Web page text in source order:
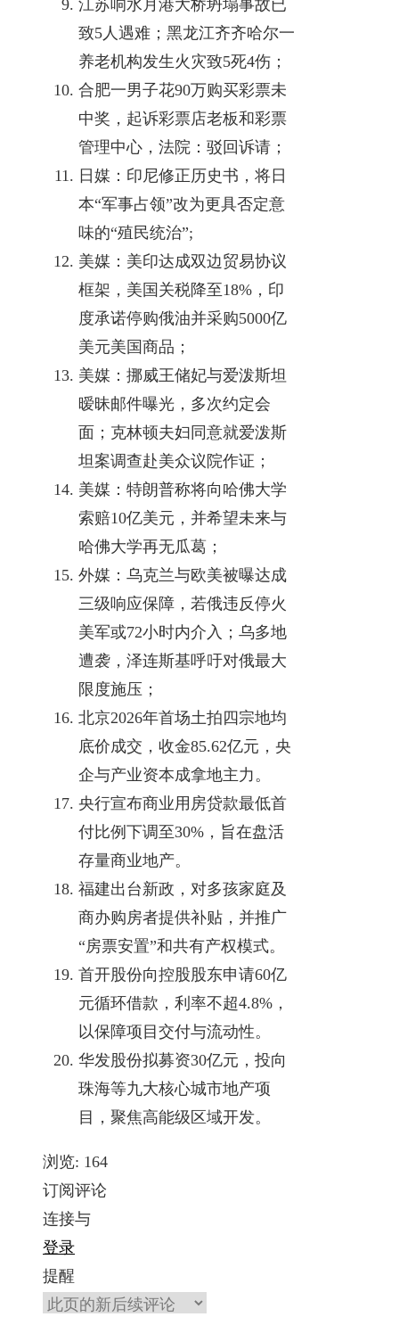
江苏响水月港大桥坍塌事故已
致5人遇难；黑龙江齐齐哈尔一
养老机构发生火灾致5死4伤；
合肥一男子花90万购买彩票未
中奖，起诉彩票店老板和彩票
管理中心，法院：驳回诉请；
日媒：印尼修正历史书，将日
本“军事占领”改为更具否定意
味的“殖民统治”;
美媒：美印达成双边贸易协议
框架，美国关税降至18%，印
度承诺停购俄油并采购5000亿
美元美国商品；
美媒：挪威王储妃与爱泼斯坦
暧昧邮件曝光，多次约定会
面；克林顿夫妇同意就爱泼斯
坦案调查赴美众议院作证；
美媒：特朗普称将向哈佛大学
索赔10亿美元，并希望未来与
哈佛大学再无瓜葛；
外媒：乌克兰与欧美被曝达成
三级响应保障，若俄违反停火
美军或72小时内介入；乌多地
遭袭，泽连斯基呼吁对俄最大
限度施压；
北京2026年首场土拍四宗地均
底价成交，收金85.62亿元，央
企与产业资本成拿地主力。
央行宣布商业用房贷款最低首
付比例下调至30%，旨在盘活
存量商业地产。
福建出台新政，对多孩家庭及
商办购房者提供补贴，并推广
“房票安置”和共有产权模式。
首开股份向控股股东申请60亿
元循环借款，利率不超4.8%，
以保障项目交付与流动性。
华发股份拟募资30亿元，投向
珠海等九大核心城市地产项
目，聚焦高能级区域开发。
浏览: 164
订阅评论
连接与
登录
提醒